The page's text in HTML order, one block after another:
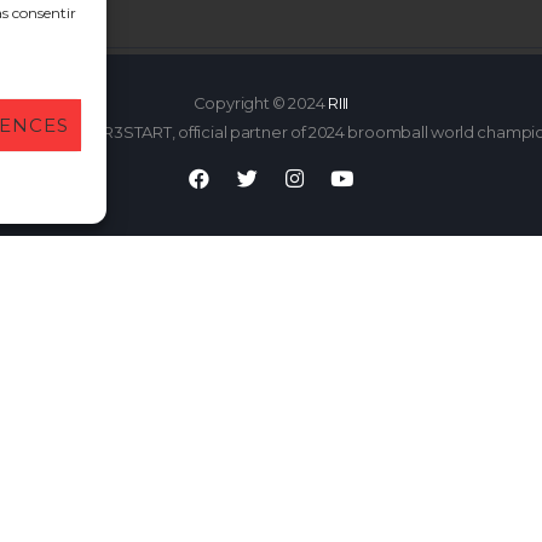
consentir
Copyright © 2024RIII
created by R3START, official partner of 2024 broomball world